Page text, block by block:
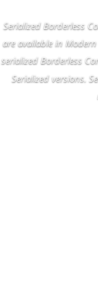
Serialized Borderless
are available in
serialized Borderless
Serialized versions.